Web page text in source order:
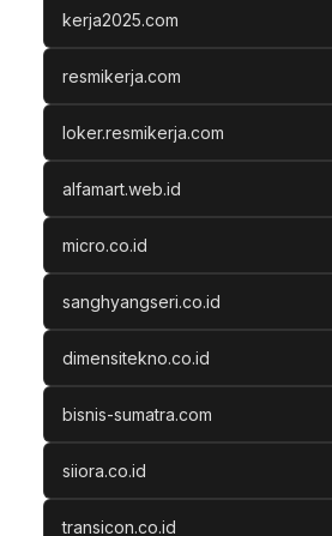
kerja2025.com
resmikerja.com
loker.resmikerja.com
alfamart.web.id
micro.co.id
sanghyangseri.co.id
dimensitekno.co.id
bisnis-sumatra.com
siiora.co.id
transicon.co.id